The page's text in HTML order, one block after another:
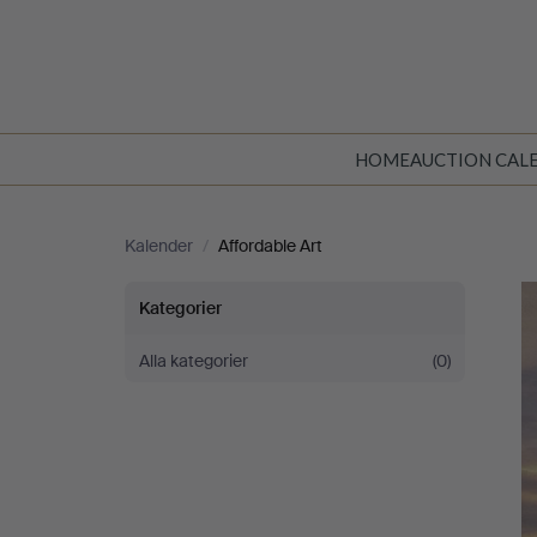
HOMEAUCTION
Kalender / Affordable Art
Affordable
Art
Kategorier
Alla kategorier (0)